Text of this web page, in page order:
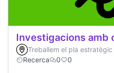
Investigacions amb
Treballem el pla
Recerca
0 0